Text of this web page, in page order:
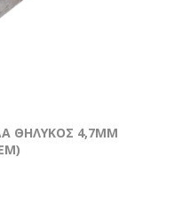
ΘΗΛΥΚΟΣ 4,7ΜΜ